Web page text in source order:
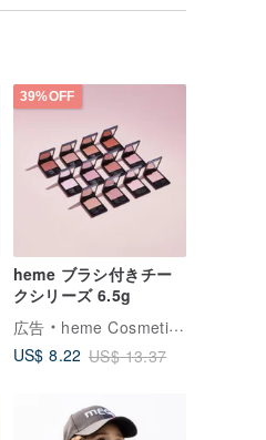
39%OFF
heme ブラシ付きチー
クシリーズ 6.5g
広告
heme Cosmetics ヒーミー
US$ 8.22 US$ 13.37